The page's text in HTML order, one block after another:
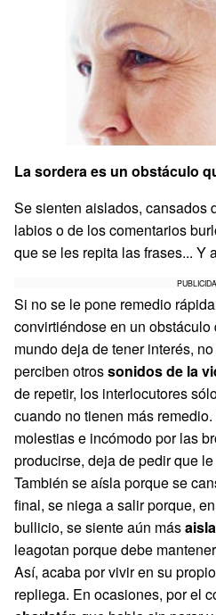
La sordera es un obstáculo
Se sienten aislados, cansados
labios o de los comentarios
que se les repita las frases... Y
Si no se le pone remedio
convirtiéndose en un
mundo deja de tener interés,
perciben otrossonidos de la
de repetir, los interlocutores
cuando no tienen más
molestias e incómodo por las
producirse, deja de pedir que
También se aísla porque se
final, se niega a salir porque,
bullicio, se siente aún más
leagotan porque debe
Así, acaba por vivir en su
repliega. En ocasiones, por el